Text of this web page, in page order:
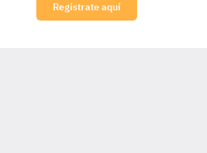
Regístrate aquí